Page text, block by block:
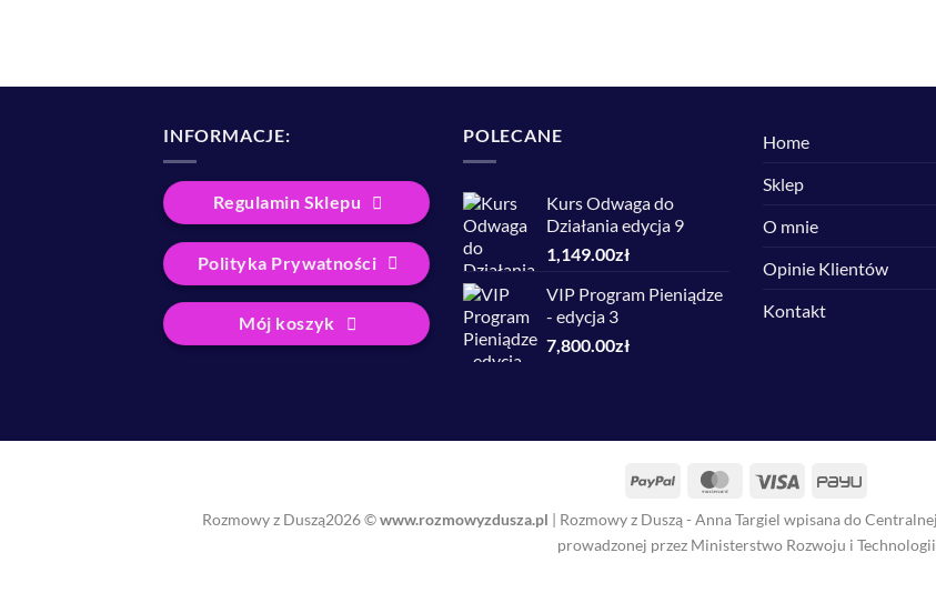
INFORMACJE:
Regulamin Sklepu
Polityka Prywatności
Mój koszyk
POLECANE
Kurs Odwaga do
Działania edycja 9
1,149.00zł
VIP Program Pieniądze
- edycja 3
7,800.00zł
Home
Sklep
O mnie
Opinie Klientów
Kontakt
PayPal MasterCardVisa PayU
Rozmowy z Duszą2026 ©www.rozmowyzdusza.pl | Rozmowy z Duszą - Anna Targiel wpisana do
prowadzonej przez Ministerstwo Rozwoju i Technologii